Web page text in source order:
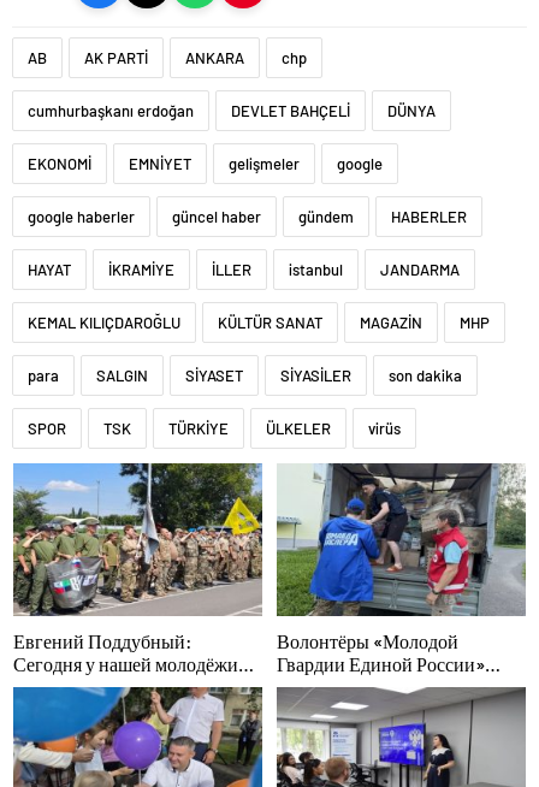
AB AK PARTİ ANKARA chp
cumhurbaşkanı erdoğan DEVLET BAHÇELİ DÜNYA
EKONOMİ EMNİYET gelişmeler google
google haberler güncel haber gündem HABERLER
HAYAT İKRAMİYE İLLER istanbul JANDARMA
KEMAL KILIÇDAROĞLU KÜLTÜR SANAT MAGAZİN MHP
para SALGIN SİYASET SİYASİLER son dakika
SPOR TSK TÜRKİYE ÜLKELER virüs
Евгений Поддубный:
Сегодня у нашей молодёжи
куётся характер победителей
Волонтёры «Молодой
Гвардии Единой России»
ликвидируют последствия
паводков на Урале и Дальнем
Востоке